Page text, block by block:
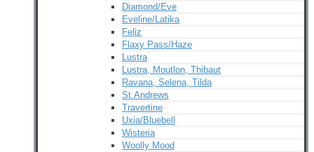
Diamond/Eve
Eveline/Latika
Feliz
Flaxy Pass/Haze
Lustra
Lustra, Moutlon, Thibaut
Ravana, Selena, Tilda
St.Andrews
Travertine
Uxia/Bluebell
Wisteria
Woolly Mood